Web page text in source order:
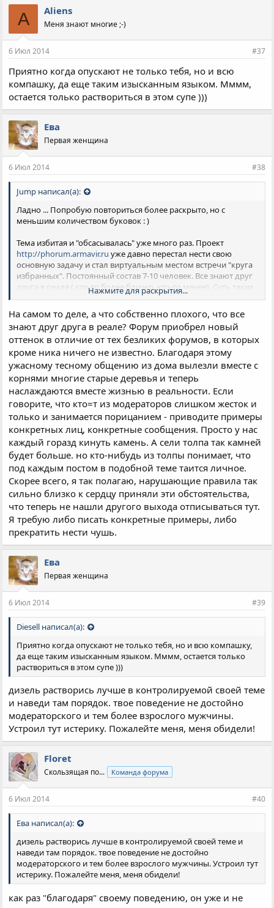
A Aliens
Меня знают многие ;-)
6 Июл 2014 #37
Приятно когда опускают не только тебя, но и всю
компашку, да еще таким изысканным языком. Мммм,
остается только раствориться в этом супе )))
Ева
Первая женщина
6 Июл 2014 #38
Jump написал(а):
Ладно ... Попробую повториться более раскрыто, но с
меньшим количеством буковок : )
Тема избитая и "обсасывалась" уже много раз. Проект
http://phorum.armavir.ru уже давно перестал нести свою
основную задачу и стал виртуальным местом встречи "круга
избранных". Постоянный состав 7-10 человек. Все знают друг
друга в реале ( кто-то более близко, кто-то менее). Суть таких
отношений несет некую praesumptio innocentiae и сводится к
тому, что любое, даже негативно-аморальное поведение
"избранного" не несет порицания. Идет либо отыгрыш в
помощь, либо банальный "взгляд сквозь пальцы". Ну и
естественно это приводит к эффекту снежного кома, что в
итоге и выливается в перегибание полномочий. Любое же
порицание происходящего вызывает автоматическую
адвокатскую защиту члена семьи ...
Можно сколь угодно сотрясать лужу свои пуком возмущения
(прошу прощения за такое сравнение) - это лишь придаст
процессу варения "избранных" в собственном соку
пикантности и оригинальности блюда.
Итоговую линию не хочу проводить. Очень хочется еще раз
обратиться к "элите". Уважаемые Вы наши, несите в массы
меньше карательного и больше созидательного.
Спасибо : )
Нажмите для раскрытия...
На самом то деле, а что собственно плохого, что все
знают друг друга в реале? Форум приобрел новый
оттенок в отличие от тех безликих форумов, в которых
кроме ника ничего не известно. Благодаря этому
ужасному тесному общению из дома вылезли вместе с
корнями многие старые деревья и теперь
наслаждаются вместе жизнью в реальности. Если
говорите, что кто=т из модераторов слишком жесток и
только и занимается порицанием - приводите примеры
конкретных лиц, конкретные сообщения. Просто у нас
каждый горазд кинуть камень. А сели толпа так камней
будет больше. но кто-нибудь из толпы понимает, что
под каждым постом в подобной теме таится личное.
Скорее всего, я так полагаю, нарушающие правила так
сильно близко к сердцу приняли эти обстоятельства,
что теперь не нашли другого выхода отписываться тут.
Я требую либо писать конкретные примеры, либо
прекратить нести чушь.
Ева
Первая женщина
6 Июл 2014 #39
Diesell написал(а):
Приятно когда опускают не только тебя, но и всю компашку,
да еще таким изысканным языком. Мммм, остается только
раствориться в этом супе )))
дизель растворись лучше в контролируемой своей теме
и наведи там порядок. твое поведение не достойно
модераторского и тем более взрослого мужчины.
Устроил тут истерику. Пожалейте меня, меня обидели!
Floret
Скользящая по... Команда форума
6 Июл 2014 #40
Ева написал(а):
дизель растворись лучше в контролируемой своей теме и
наведи там порядок. твое поведение не достойно
модераторского и тем более взрослого мужчины. Устроил тут
истерику. Пожалейте меня, меня обидели!
как раз "благодаря" своему поведению, он уже и не